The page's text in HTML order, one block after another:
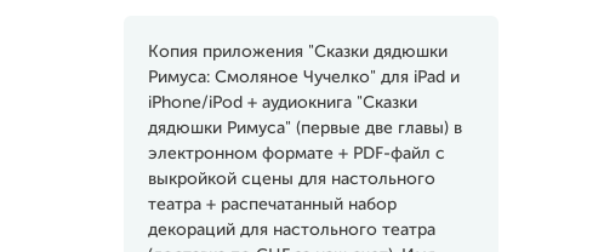
Копия приложения "Сказки дядюшки
Римуса: Смоляное Чучелко" для iPad и
iPhone/iPod + аудиокнига "Сказки
дядюшки Римуса" (первые две главы) в
электронном формате + PDF-файл с
выкройкой сцены для настольного
театра + распечатанный набор
декораций для настольного театра